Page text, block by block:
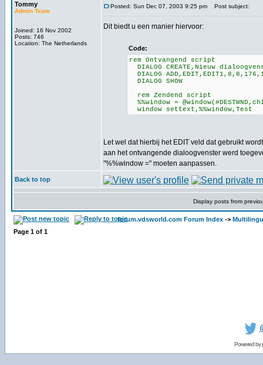
Tommy
Admin Team
Joined: 16 Nov 2002
Posts: 746
Location: The Netherlands
Posted: Sun Dec 07, 2003 9:25 pm Post subject:
Dit biedt u een manier hiervoor:
Code:
rem Ontvangend script
DIALOG CREATE,Nieuw
DIALOG
DIALOG SHOW
rem Zendend script
%%window =
window settext,%%window,Test
Let wel dat hierbij het EDIT veld dat gebruikt
aan het ontvangende dialoogvenster werd
"%%window =" moeten aanpassen.
Back to top
Display posts from
forum.vdsworld.com Forum Index ->
Page 1 of 1
Powered by